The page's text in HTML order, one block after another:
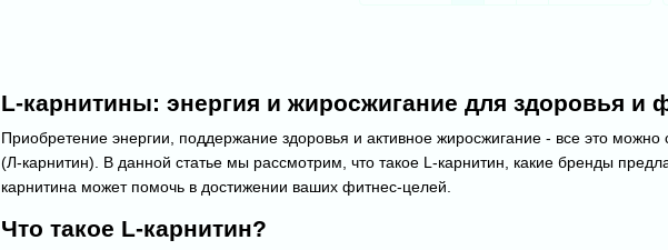
L-карнитины: энергия и жиросжигание для здоровья и
Приобретение энергии, поддержание здоровья и активное жиросжигание - все это
(Л-карнитин). В данной статье мы рассмотрим, что такое L-карнитин, какие бренды
карнитина может помочь в достижении ваших фитнес-целей.
Что такое L-карнитин?